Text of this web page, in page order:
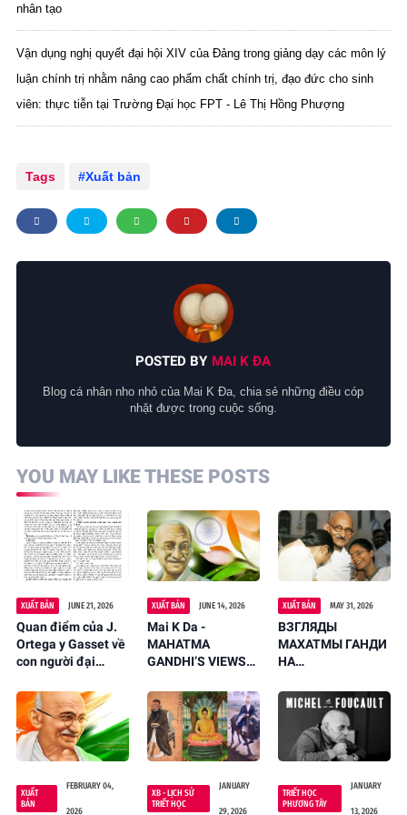
nhân tạo
Vận dụng nghị quyết đại hội XIV của Đảng trong giảng dạy các môn lý
luận chính trị nhằm nâng cao phẩm chất chính trị, đạo đức cho sinh
viên: thực tiễn tại Trường Đại học FPT - Lê Thị Hồng Phượng
Tags Xuất bản
POSTED BY MAI K ĐA
Blog cá nhân nho nhỏ của Mai K Đa, chia sẻ những điều cóp
nhặt được trong cuộc sống.
YOU MAY LIKE THESE POSTS
XUẤT BẢN JUNE 21, 2026
Quan điểm của J.
Ortega y Gasset về
con người đại
hiện đại của nó -
Mai K Đa
XUẤT BẢN JUNE 14, 2026
Mai K Da -
MAHATMA
GANDHI’S VIEWS
EDUCATION AND
THEIR RELEVANCE
IN MODERN
CONDITIONS
XUẤT BẢN MAY 31, 2026
ВЗГЛЯДЫ
МАХАТМЫ ГАНДИ
НА
ОБРАЗОВАНИЕ И
ИХ
АКТУАЛЬНОСТЬ В
СОВРЕМЕННЫХ
УСЛОВИЯХ - Май
К Да
XUẤT
BẢN
FEBRUARY 04,
2026
XB - LỊCH SỬ
TRIẾT HỌC
JANUARY
29, 2026
TRIẾT HỌC
PHƯƠNG TÂY
JANUARY
13, 2026